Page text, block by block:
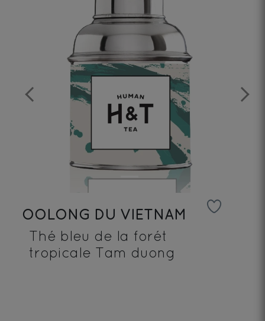
Previous Next
OOLONG DU VIETNAM
Thé bleu de la forét
tropicale Tam duong